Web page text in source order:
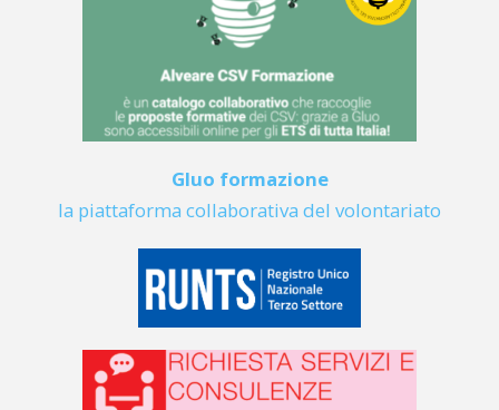
Gluo formazione
la piattaforma collaborativa del volontariato